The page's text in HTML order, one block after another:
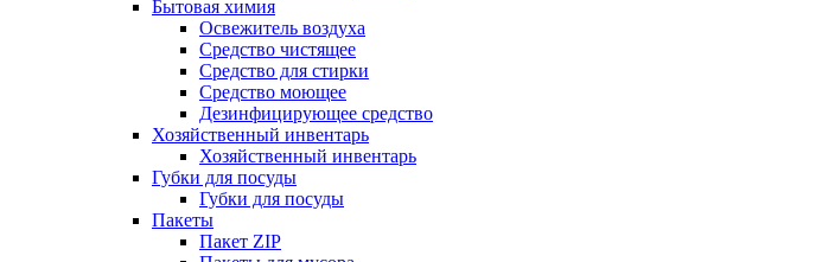
Бытовая химия
Освежитель воздуха
Средство чистящее
Средство для стирки
Средство моющее
Дезинфицирующее средство
Хозяйственный инвентарь
Хозяйственный инвентарь
Губки для посуды
Губки для посуды
Пакеты
Пакет ZIP